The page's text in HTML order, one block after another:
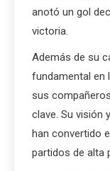
anotó un gol
victoria.
Además de su
fundamental en
sus
clave. Su visión
han convertido
partidos de alta